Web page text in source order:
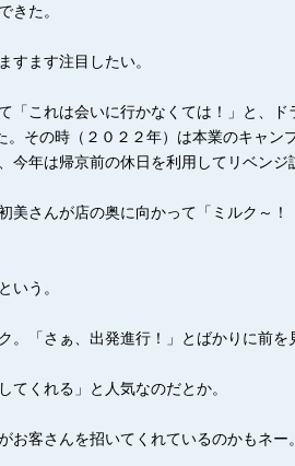
きた。
すます注目したい。
これは会いに行かなくては！」と、
その時（２０２２年）は本業のキャ
年は帰京前の休日を利用してリベンジ
美さんが店の奥に向かって「ミルク～
いう。
「さぁ、出発進行！」とばかりに前を
くれる」と人気なのだとか。
客さんを招いてくれているのかもネー